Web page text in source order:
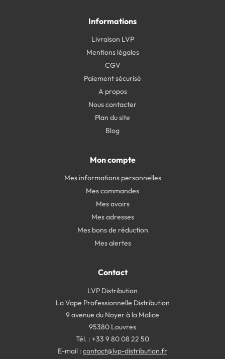
Informations
Livraison LVP
Mentions légales
CGV
Paiement sécurisé
A propos
Nous contacter
Plan du site
Blog
Mon compte
Mes informations personnelles
Mes commandes
Mes avoirs
Mes adresses
Mes bons de réduction
Mes alertes
Contact
LVP Distribution
La Vape Professionnelle Distribution
9 avenue du Noyer à la Malice
95380 Louvres
Tél. : +33 9 80 08 22 50
E-mail : contact@lvp-distribution.fr